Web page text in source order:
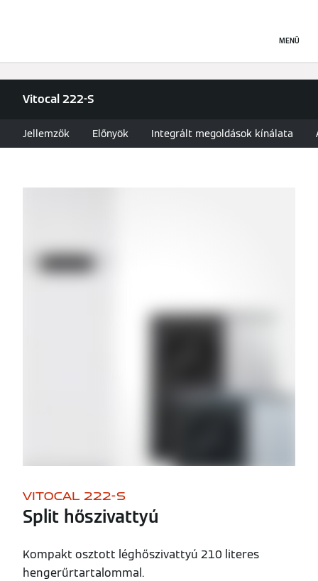
MENÜ
Vitocal 222-S
Jellemzők Előnyök Integrált megoldások kínálata
VITOCAL 222-S
Split hőszivattyú
Kompakt osztott léghőszivattyú 210 literes
hengerűrtartalommal.